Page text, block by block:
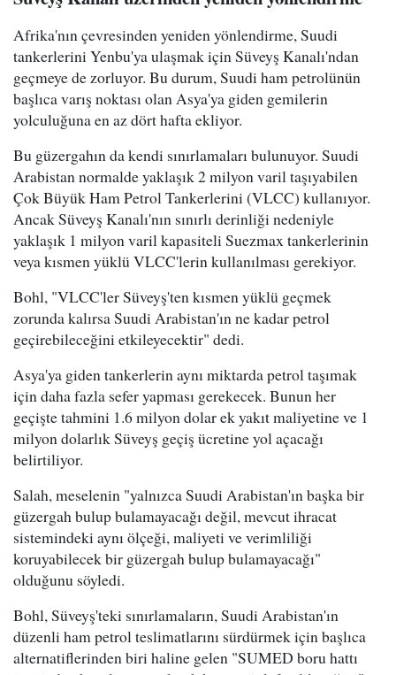
Afrika'nın çevresinden yeniden yönlendirme, Suudi
tankerlerini Yenbu'ya ulaşmak için Süveyş Kanalı'ndan
geçmeye de zorluyor. Bu durum, Suudi ham petrolünün
başlıca varış noktası olan Asya'ya giden gemilerin
yolculuğuna en az dört hafta ekliyor.
Bu güzergahın da kendi sınırlamaları bulunuyor. Suudi
Arabistan normalde yaklaşık 2 milyon varil taşıyabilen
Çok Büyük Ham Petrol Tankerlerini (VLCC) kullanıyor.
Ancak Süveyş Kanalı'nın sınırlı derinliği nedeniyle
yaklaşık 1 milyon varil kapasiteli Suezmax tankerlerinin
veya kısmen yüklü VLCC'lerin kullanılması gerekiyor.
Bohl, "VLCC'ler Süveyş'ten kısmen yüklü geçmek
zorunda kalırsa Suudi Arabistan'ın ne kadar petrol
geçirebileceğini etkileyecektir" dedi.
Asya'ya giden tankerlerin aynı miktarda petrol taşımak
için daha fazla sefer yapması gerekecek. Bunun her
geçişte tahmini 1.6 milyon dolar ek yakıt maliyetine ve 1
milyon dolarlık Süveyş geçiş ücretine yol açacağı
belirtiliyor.
Salah, meselenin "yalnızca Suudi Arabistan'ın başka bir
güzergah bulup bulamayacağı değil, mevcut ihracat
sistemindeki aynı ölçeği, maliyeti ve verimliliği
koruyabilecek bir güzergah bulup bulamayacağı"
olduğunu söyledi.
Bohl, Süveyş'teki sınırlamaların, Suudi Arabistan'ın
düzenli ham petrol teslimatlarını sürdürmek için başlıca
alternatiflerinden biri haline gelen "SUMED boru hattı